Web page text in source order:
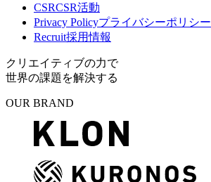
CSRCSR活動
Privacy Policyプライバシーポリシー
Recruit採用情報
クリエイティブの力で
世界の課題を解決する
OUR BRAND